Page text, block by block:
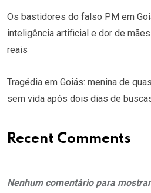
Os bastidores do falso PM em
inteligência artificial e dor de
reais
Tragédia em Goiás: menina de
sem vida após dois dias de
Recent Comments
Nenhum comentário para